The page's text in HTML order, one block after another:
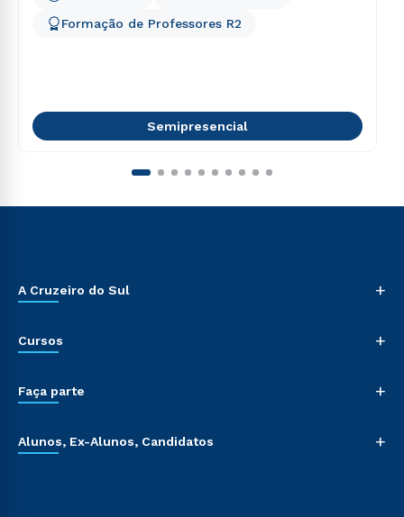
Formação de Professores R2
Semipresencial
A Cruzeiro do Sul +
Cursos +
Faça parte +
Alunos, Ex-Alunos, Candidatos +